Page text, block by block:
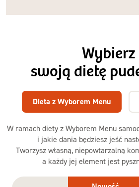
Wybierz
swoją dietę
W ramach diety z Wyborem Menu
i jakie dania będziesz jeść
Tworzysz własną, niepowtarzalną
a każdy jej element jest
Dieta z Wyborem Menu
Dieta